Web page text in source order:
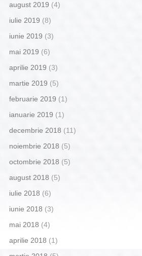
august 2019 (4)
iulie 2019 (8)
iunie 2019 (3)
mai 2019 (6)
aprilie 2019 (3)
martie 2019 (5)
februarie 2019 (1)
ianuarie 2019 (1)
decembrie 2018 (11)
noiembrie 2018 (5)
octombrie 2018 (5)
august 2018 (5)
iulie 2018 (6)
iunie 2018 (3)
mai 2018 (4)
aprilie 2018 (1)